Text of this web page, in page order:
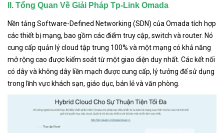
II. Tổng Quan Về Giải Pháp Tp-Link Omada
Nền tảng Software-Defined Networking (SDN) của Omada tích hợp
các thiết bị mạng, bao gồm các điểm truy cập, switch và router. Nó
cung cấp quản lý cloud tập trung 100% và một mạng có khả năng
mở rộng cao được kiểm soát từ một giao diện duy nhất. Các kết nối
có dây và không dây liền mạch được cung cấp, lý tưởng để sử dụng
trong lĩnh vực khách sạn, giáo dục, bán lẻ và văn phòng.